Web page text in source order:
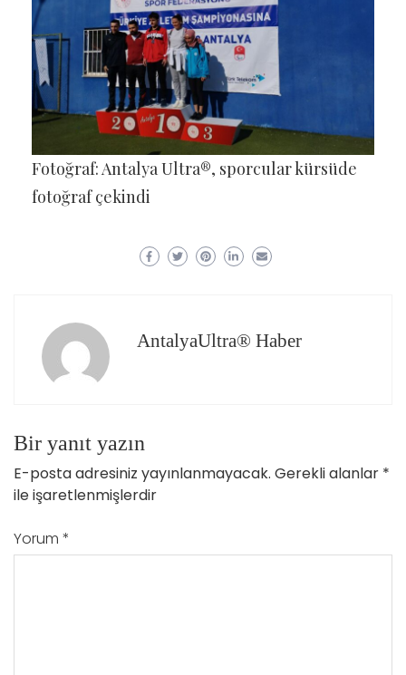
Fotoğraf: Antalya Ultra®, sporcular kürsüde
fotoğraf çekindi
AntalyaUltra® Haber
Bir yanıt yazın
E-posta adresiniz yayınlanmayacak. Gerekli alanlar *
ile işaretlenmişlerdir
Yorum *